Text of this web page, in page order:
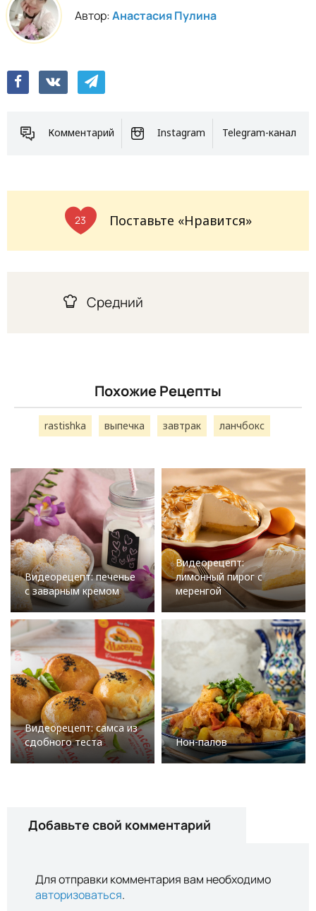
Автор:Анастасия Пулина
Комментарий Instagram Telegram-канал
23 Поставьте «Нравится»
Средний
Похожие Рецепты
rastishka выпечка завтрак ланчбокс
Видеорецепт: печенье
с заварным кремом
Видеорецепт:
лимонный пирог с
меренгой
Видеорецепт: самса из
сдобного теста
Нон-палов
Добавьте свой комментарий
Для отправки комментария вам необходимо
авторизоваться.